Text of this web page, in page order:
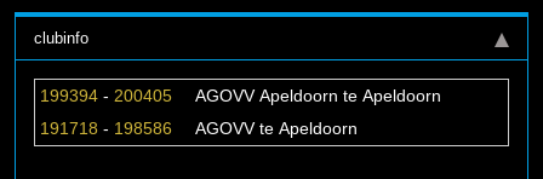
clubinfo
199394 - 200405
AGOVV Apeldoorn te Apeldoorn
191718 - 198586 AGOVV te Apeldoorn